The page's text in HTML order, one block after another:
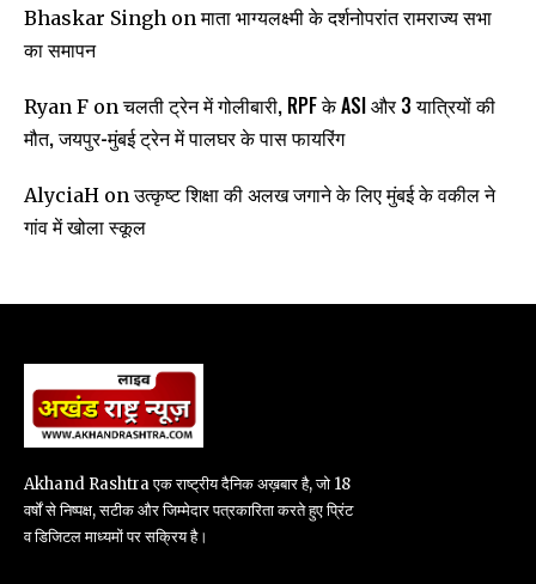
Bhaskar Singh onमाता भाग्यलक्ष्मी के दर्शनोपरांत रामराज्य सभा
का समापन
Ryan F onचलती ट्रेन में गोलीबारी, RPF के ASI और 3 यात्रियों की
मौत, जयपुर-मुंबई ट्रेन में पालघर के पास फायरिंग
AlyciaH onउत्कृष्ट शिक्षा की अलख जगाने के लिए मुंबई के वकील ने
गांव में खोला स्कूल
Akhand Rashtra एक राष्ट्रीय दैनिक अख़बार है, जो 18
वर्षों से निष्पक्ष, सटीक और जिम्मेदार पत्रकारिता करते हुए प्रिंट
व डिजिटल माध्यमों पर सक्रिय है।